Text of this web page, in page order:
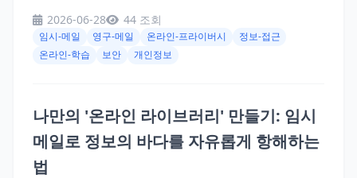
2026-06-28 44 조회
임시-메일 영구-메일 온라인-프라이버시
정보-접근
온라인-학습
보안 개인정보
나만의 '온라인 라이브러리' 만들기: 임시
메일로 정보의 바다를 자유롭게 항해하는
법